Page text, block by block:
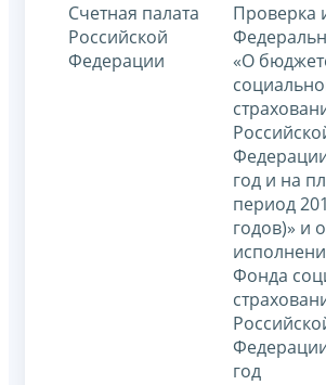
Счетная палата
Российской
Федерации
Проверка
«О
год и на
период
годов)» и
Фонда
год